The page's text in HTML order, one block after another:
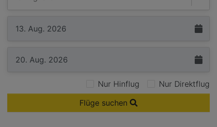
Nur Hinflug
Nur Direktflug
Flüge suchen